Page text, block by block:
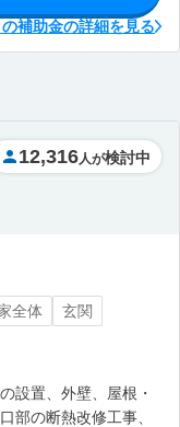
の補助金の詳細を見る
12,316 人が検討中
全体
玄関
設置、外壁、屋根・
部の断熱改修工事、